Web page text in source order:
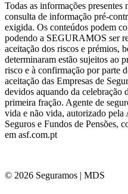
Todas as informações presentes
consulta de informação pré-
exigida. Os conteúdos podem
podendo a SEGURAMOS ser
aceitação dos riscos e prémios,
determinaram estão sujeitos ao
risco e à confirmação por parte
aceitação das Empresas de
devidos aquando da celebração
primeira fração. Agente de
vida e não vida, autorizado
Seguros e Fundos de Pensões,
em asf.com.pt
© 2026 Seguramos | MDS